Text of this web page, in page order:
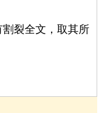
裂全文，取其所